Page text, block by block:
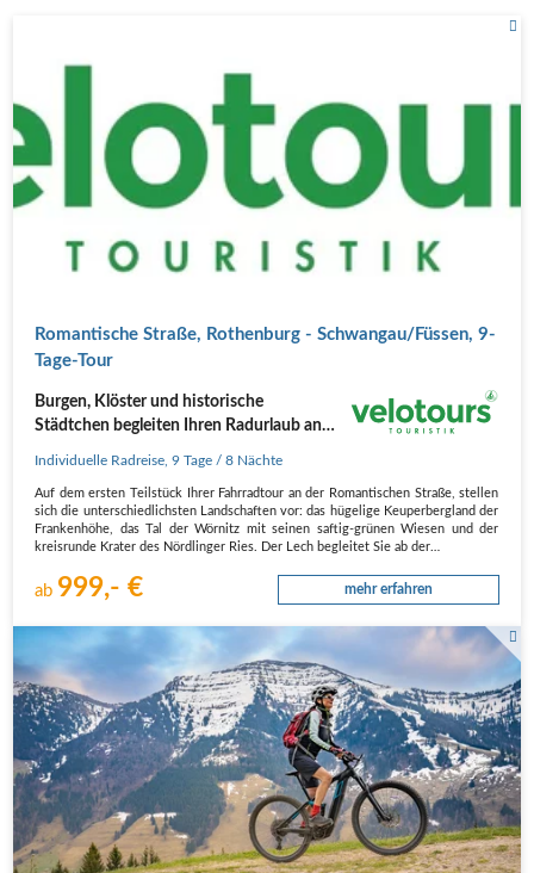
Romantische Straße, Rothenburg - Schwangau/Füssen, 9-
Tage-Tour
Burgen, Klöster und historische
Städtchen begleiten Ihren Radurlaub an
Individuelle Radreise ,9 Tage / 8 Nächte
Auf dem ersten Teilstück Ihrer Fahrradtour an der Romantischen Straße, stellen
sich die unterschiedlichsten Landschaften vor: das hügelige Keuperbergland der
Frankenhöhe, das Tal der Wörnitz mit seinen saftig-grünen Wiesen und der
kreisrunde Krater des Nördlinger Ries. Der Lech begleitet Sie ab der…
ab 999,- € mehr erfahren
Eine sportliche Fahrradfahrerin fährt mit Ihrem E-Bike durch die Allgäuer Alpen
nahe Oberstaufen. Im Hintergrund sieht man die schneebedeckten Berge,
während im Vordergrund die Gänseblümchen auf einer grünen Wiese sprießen.